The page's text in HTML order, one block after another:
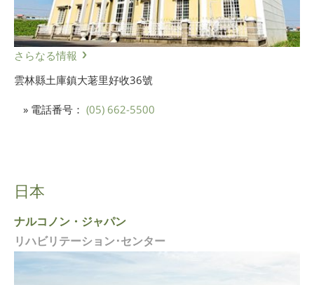
さらなる情報
雲林縣土庫鎮大荖里好收36號
» 電話番号： (05) 662-5500
日本
ナルコノン・ジャパン
リハビリテーション･センター